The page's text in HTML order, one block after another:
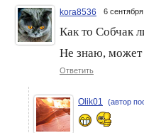
kora8536 6
Как то Собчак
Не знаю, может
Ответить
Olik01 (автор